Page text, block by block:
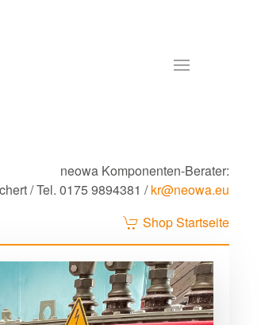
neowa Komponenten-Berater:
/ Tel. 0175 9894381 /kr@neowa.eu
Shop Startseite